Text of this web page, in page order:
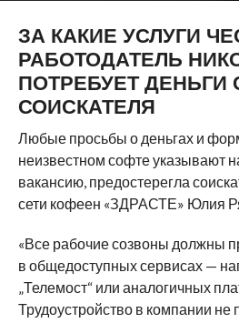
ЗА КАКИЕ УСЛУГИ
РАБОТОДАТЕЛЬ
ПОТРЕБУЕТ ДЕНЬГИ
СОИСКАТЕЛЯ
Любые просьбы о деньгах и
неизвестном софте указывают
вакансию, предостерегла
сети кофеен «ЗДРАСТЕ» Юлия
«Все рабочие созвоны должны
в общедоступных сервисах —
„Телемост“ или аналогичных
Трудоустройство в компании не